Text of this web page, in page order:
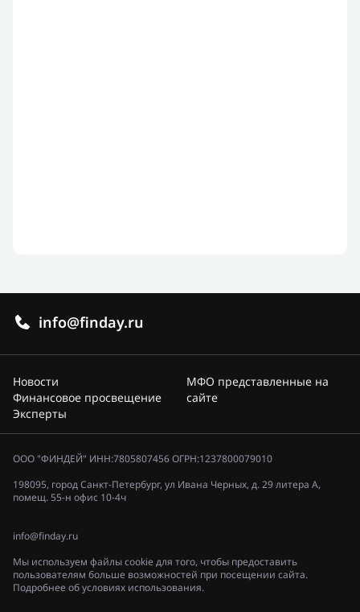
info@finday.ru
Новости
Финансовое просвещение
Эксперты
МФО представленные на
сайте
ООО "ФИНДЕЙ" ИНН:7805807456 ОГРН:1237800079010
198095, город Санкт-Петербург, ул Ивана Черных, д. 29 литера А,
помещ. 55-н офис 10-4ч
info@finday.ru
Мы используем файлы cookie для того, чтобы предоставить
пользователям больше возможностей при посещении сайта.
Подробнее об условиях использования.